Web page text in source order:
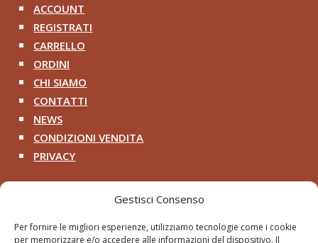
Gestisci Consenso
Per fornire le migliori esperienze, utilizziamo tecnologie come i cookie
per memorizzare e/o accedere alle informazioni del dispositivo. Il
^ ACCOUNT
^ REGISTRATI
^ CARRELLO
^ ORDINI
^ CHI SIAMO
^ CONTATTI
^ NEWS
^ CONDIZIONI VENDITA
^ PRIVACY
 +39 333 200 8218